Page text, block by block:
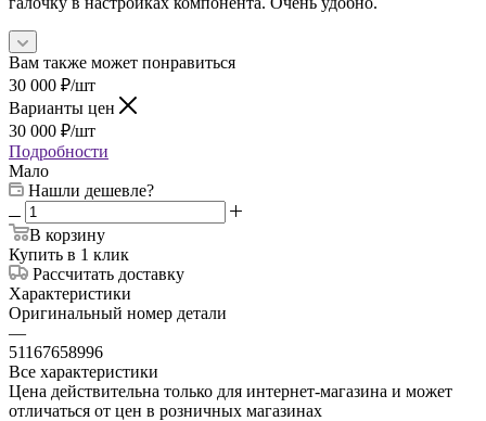
Вам также может понравиться
30 000 ₽/шт
Варианты цен
30 000 ₽/шт
Подробности
Мало
Нашли дешевле?
В корзину
Купить в 1 клик
Рассчитать доставку
Характеристики
Оригинальный номер детали
—
51167658996
Все характеристики
Цена действительна только для интернет-магазина и может
отличаться от цен в розничных магазинах